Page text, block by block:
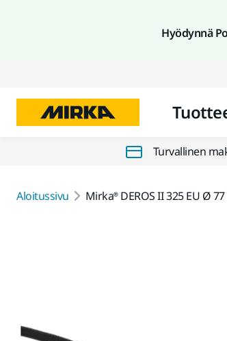
Hyödynnä
Turvallinen
Aloitussivu Mirka® DEROS II 325 EU Ø